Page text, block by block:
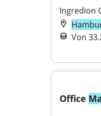
Ingredion
Von
Office